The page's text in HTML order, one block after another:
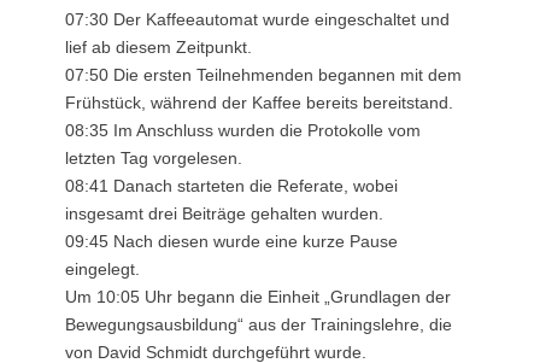
07:30 Der Kaffeeautomat wurde eingeschaltet und
lief ab diesem Zeitpunkt.
07:50 Die ersten Teilnehmenden begannen mit dem
Frühstück, während der Kaffee bereits bereitstand.
08:35 Im Anschluss wurden die Protokolle vom
letzten Tag vorgelesen.
08:41 Danach starteten die Referate, wobei
insgesamt drei Beiträge gehalten wurden.
09:45 Nach diesen wurde eine kurze Pause
eingelegt.
Um 10:05 Uhr begann die Einheit „Grundlagen der
Bewegungsausbildung“ aus der Trainingslehre, die
von David Schmidt durchgeführt wurde.